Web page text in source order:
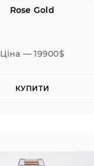
Rose Gold
Ціна — 19900$
КУПИТИ